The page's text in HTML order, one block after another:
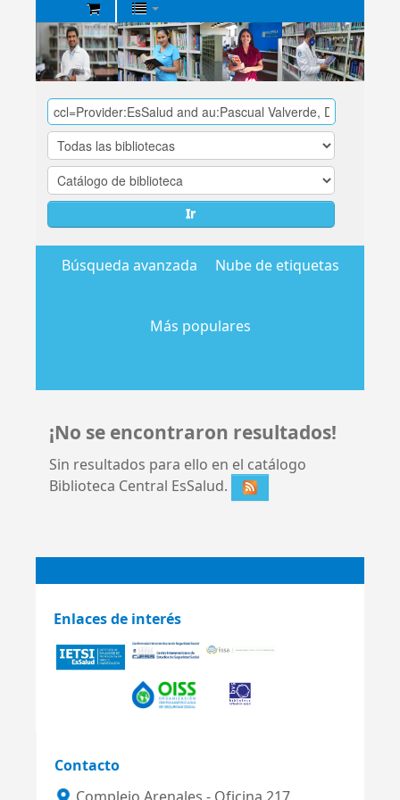
Biblioteca
Central
EsSalud
Ir
Búsqueda avanzada Nube de etiquetas
Más populares
¡No se encontraron resultados!
Sin resultados para ello en el catálogo
Biblioteca Central EsSalud.
Enlaces de interés
Contacto